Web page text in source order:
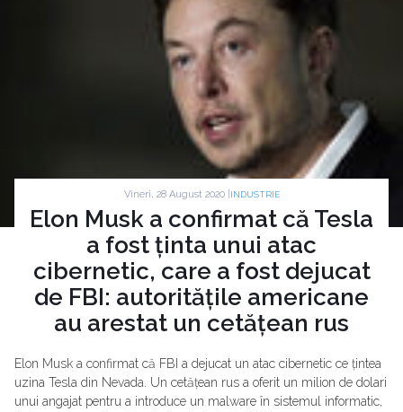
Vineri, 28 August 2020 | INDUSTRIE
Elon Musk a confirmat că Tesla
a fost ținta unui atac
cibernetic, care a fost dejucat
de FBI: autoritățile americane
au arestat un cetățean rus
Elon Musk a confirmat că FBI a dejucat un atac cibernetic ce țintea
uzina Tesla din Nevada. Un cetățean rus a oferit un milion de dolari
unui angajat pentru a introduce un malware în sistemul informatic,